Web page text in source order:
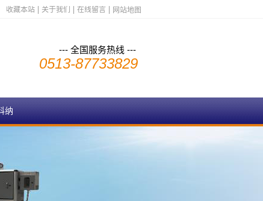
收藏本站 关于我们 在线留言 网站地图
--- 全国服务热线 ---
0513-87733829
纳